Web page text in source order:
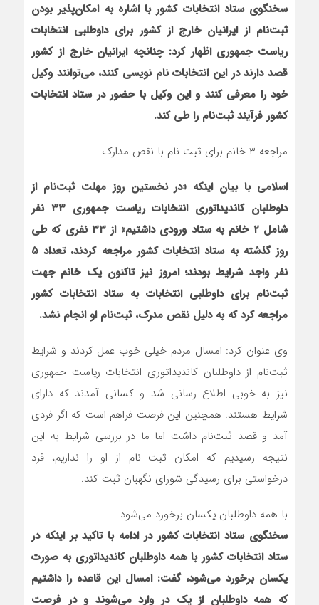
سخنگوی ستاد انتخابات کشور با اشاره به امکان‌پذیر بودن
ثبت‌نام از ایرانیان خارج از کشور برای داوطلبی انتخابات
ریاست جمهوری اظهار کرد: چنانچه ایرانیان خارج از کشور
قصد دارند در این انتخابات نام نویسی کنند، می‌توانند وکیل
خود را معرفی کنند و این وکیل با حضور در ستاد انتخابات
کشور فرآیند ثبت‌نام را طی کند.
مراجعه ۳ خانم برای ثبت نام با نقص مدارک
اسلامی با بیان اینکه «در نخستین روز مهلت ثبت‌نام از
داوطلبان کاندیداتوری انتخابات ریاست جمهوری ۳۳ نفر
شامل ۲ خانم به ستاد ورودی داشتیم» از ۳۳ نفری که طی
روز گذشته به ستاد انتخابات کشور مراجعه کردند، تعداد ۵
نفر واجد شرایط بودند؛ امروز نیز تاکنون یک خانم جهت
ثبت‌نام برای داوطلبی انتخابات به ستاد انتخابات کشور
مراجعه کرد که به دلیل نقص مدرک، ثبت‌نام او انجام نشد.
وی عنوان کرد: امسال مردم خیلی خوب عمل کردند و شرایط
ثبت‌نام از داوطلبان کاندیداتوری انتخابات ریاست جمهوری
نیز به خوبی اطلاع رسانی شد و کسانی آمدند که دارای
شرایط هستند. همچنین این فرصت فراهم است که اگر فردی
آمد و قصد ثبت‌نام داشت اما ما در بررسی شرایط به این
نتیجه رسیدیم که امکان ثبت نام از او را نداریم، فرد
درخواستی برای رسیدگی شورای نگهبان ثبت کند.
با همه داوطلبان یکسان برخورد می‌شود
سخنگوی ستاد انتخابات کشور در ادامه با تاکید بر اینکه در
ستاد انتخابات کشور با همه داوطلبان کاندیداتوری به صورت
یکسان برخورد می‌شود، گفت: امسال این قاعده را داشتیم
که همه داوطلبان از یک در وارد می‌شوند و در فرصت